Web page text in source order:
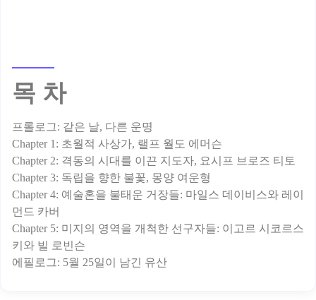
목 차
프롤로그: 같은 날, 다른 운명
Chapter 1: 초월적 사상가, 랠프 월도 에머슨
Chapter 2: 격동의 시대를 이끈 지도자, 요시프 브로즈 티토
Chapter 3: 독립을 향한 불꽃, 몽양 여운형
Chapter 4: 예술혼을 불태운 거장들: 마일스 데이비스와 레이
먼드 카버
Chapter 5: 미지의 영역을 개척한 선구자들: 이고르 시코르스
키와 빌 로빈슨